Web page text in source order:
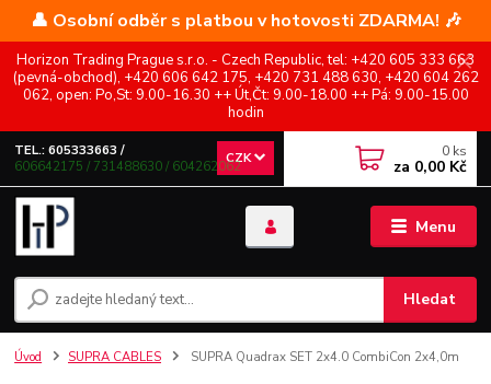
👤 Osobní odběr s platbou v hotovosti ZDARMA! 🎶
Horizon Trading Prague s.r.o. - Czech Republic, tel: +420 605 333 663
(pevná-obchod), +420 606 642 175, +420 731 488 630, +420 604 262
062, open: Po,St: 9.00-16.30 ++ Út,Čt: 9.00-18.00 ++ Pá: 9.00-15.00
hodin
Menu
CZK
Hledat
TEL.: 605333663 /
606642175 / 731488630 / 604262062
0 ks
za 0,00 Kč
Úvod SUPRA CABLES SUPRA Quadrax SET 2x4.0 CombiCon 2x4,0m